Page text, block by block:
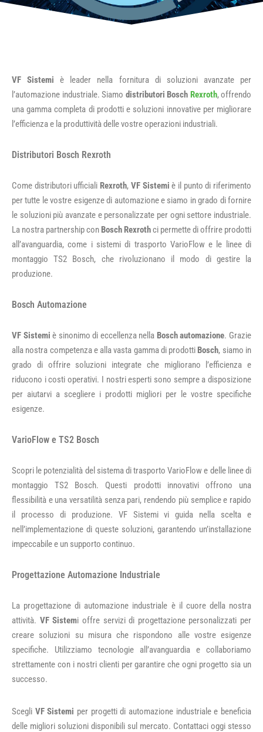
VF Sistemi è leader nella fornitura di soluzioni avanzate per
l’automazione industriale. Siamo distributori Bosch Rexroth, offrendo
una gamma completa di prodotti e soluzioni innovative per migliorare
l’efficienza e la produttività delle vostre operazioni industriali.
Distributori Bosch Rexroth
Come distributori ufficiali Rexroth, VF Sistemi è il punto di riferimento
per tutte le vostre esigenze di automazione e siamo in grado di fornire
le soluzioni più avanzate e personalizzate per ogni settore industriale.
La nostra partnership con Bosch Rexrothci permette di offrire prodotti
all’avanguardia, come i sistemi di trasporto VarioFlow e le linee di
montaggio TS2 Bosch, che rivoluzionano il modo di gestire la
produzione.
Bosch Automazione
VF Sistemi è sinonimo di eccellenza nella Bosch automazione. Grazie
alla nostra competenza e alla vasta gamma di prodotti Bosch, siamo in
grado di offrire soluzioni integrate che migliorano l’efficienza e
riducono i costi operativi. I nostri esperti sono sempre a disposizione
per aiutarvi a scegliere i prodotti migliori per le vostre specifiche
esigenze.
VarioFlow e TS2 Bosch
Scopri le potenzialità del sistema di trasporto VarioFlow e delle linee di
montaggio TS2 Bosch. Questi prodotti innovativi offrono una
flessibilità e una versatilità senza pari, rendendo più semplice e rapido
il processo di produzione. VF Sistemi vi guida nella scelta e
nell’implementazione di queste soluzioni, garantendo un’installazione
impeccabile e un supporto continuo.
Progettazione Automazione Industriale
La progettazione di automazione industriale è il cuore della nostra
attività. VF Sistemi offre servizi di progettazione personalizzati per
creare soluzioni su misura che rispondono alle vostre esigenze
specifiche. Utilizziamo tecnologie all’avanguardia e collaboriamo
strettamente con i nostri clienti per garantire che ogni progetto sia un
successo.
Scegli VF Sistemi per progetti di automazione industriale e beneficia
delle migliori soluzioni disponibili sul mercato. Contattaci oggi stesso